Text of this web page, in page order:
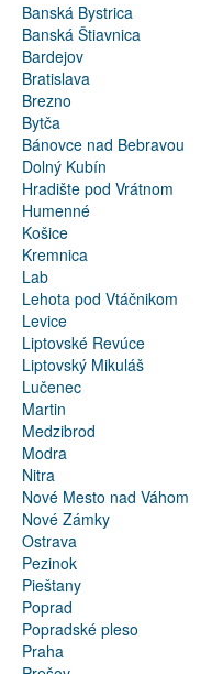
Banská Bystrica
Banská Štiavnica
Bardejov
Bratislava
Brezno
Bytča
Bánovce nad Bebravou
Dolný Kubín
Hradište pod Vrátnom
Humenné
Košice
Kremnica
Lab
Lehota pod Vtáčnikom
Levice
Liptovské Revúce
Liptovský Mikuláš
Lučenec
Martin
Medzibrod
Modra
Nitra
Nové Mesto nad Váhom
Nové Zámky
Ostrava
Pezinok
Pieštany
Poprad
Popradské pleso
Praha